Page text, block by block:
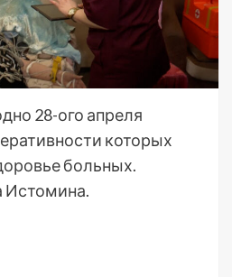
28-ого апреля
которых
больных.
Истомина.